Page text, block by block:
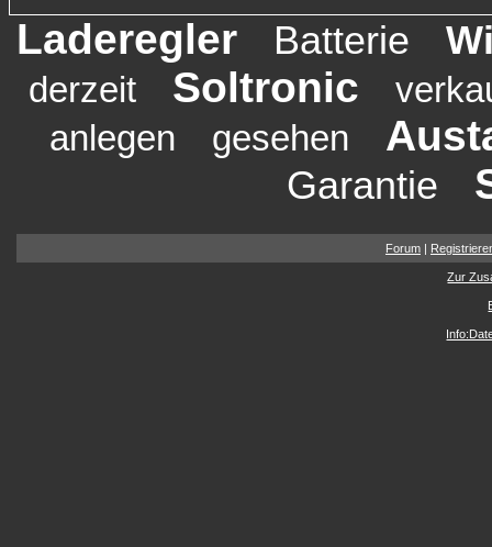
Laderegler Batterie
derzeit Soltronic
anlegen
gesehen
Garantie
Forum |
Zur